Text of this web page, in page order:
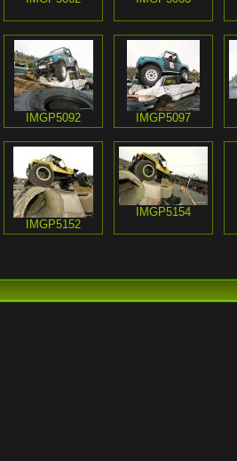
IMGP5092 IMGP5097
IMGP5152
IMGP5154